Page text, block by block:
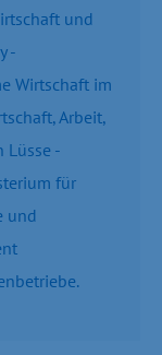
und
-
Wirtschaft im
Arbeit,
Lüsse -
für
und